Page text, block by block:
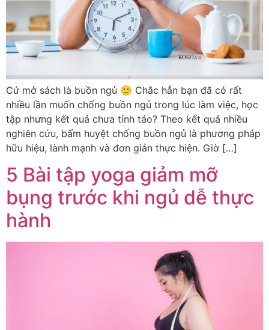
Cứ mở sách là buồn ngủ 🙂 Chắc hẳn bạn đã có rất
nhiều lần muốn chống buồn ngủ trong lúc làm việc, học
tập nhưng kết quả chưa tỉnh táo? Theo kết quả nhiều
nghiên cứu, bấm huyệt chống buồn ngủ là phương pháp
hữu hiệu, lành mạnh và đơn giản thực hiện. Giờ […]
5 Bài tập yoga giảm mỡ
bụng trước khi ngủ dễ thực
hành